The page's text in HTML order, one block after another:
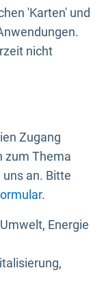
'Karten' und
nicht
Zugang
zum Thema
an. Bitte
.
Energie